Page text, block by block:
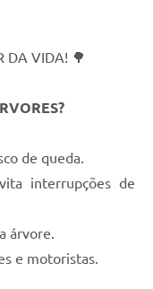
DA VIDA! 🌳
de queda.
interrupções de
árvore.
e motoristas.